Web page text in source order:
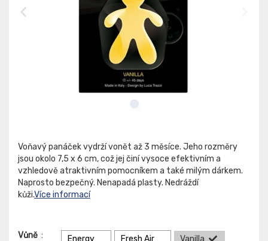
Voňavý panáček vydrží vonět až 3 měsíce. Jeho rozměry
jsou okolo 7,5 x 6 cm, což jej činí vysoce efektivním a
vzhledově atraktivním pomocníkem a také milým dárkem.
Naprosto bezpečný. Nenapadá plasty. Nedráždí
kůži.Více informací
Vůně :